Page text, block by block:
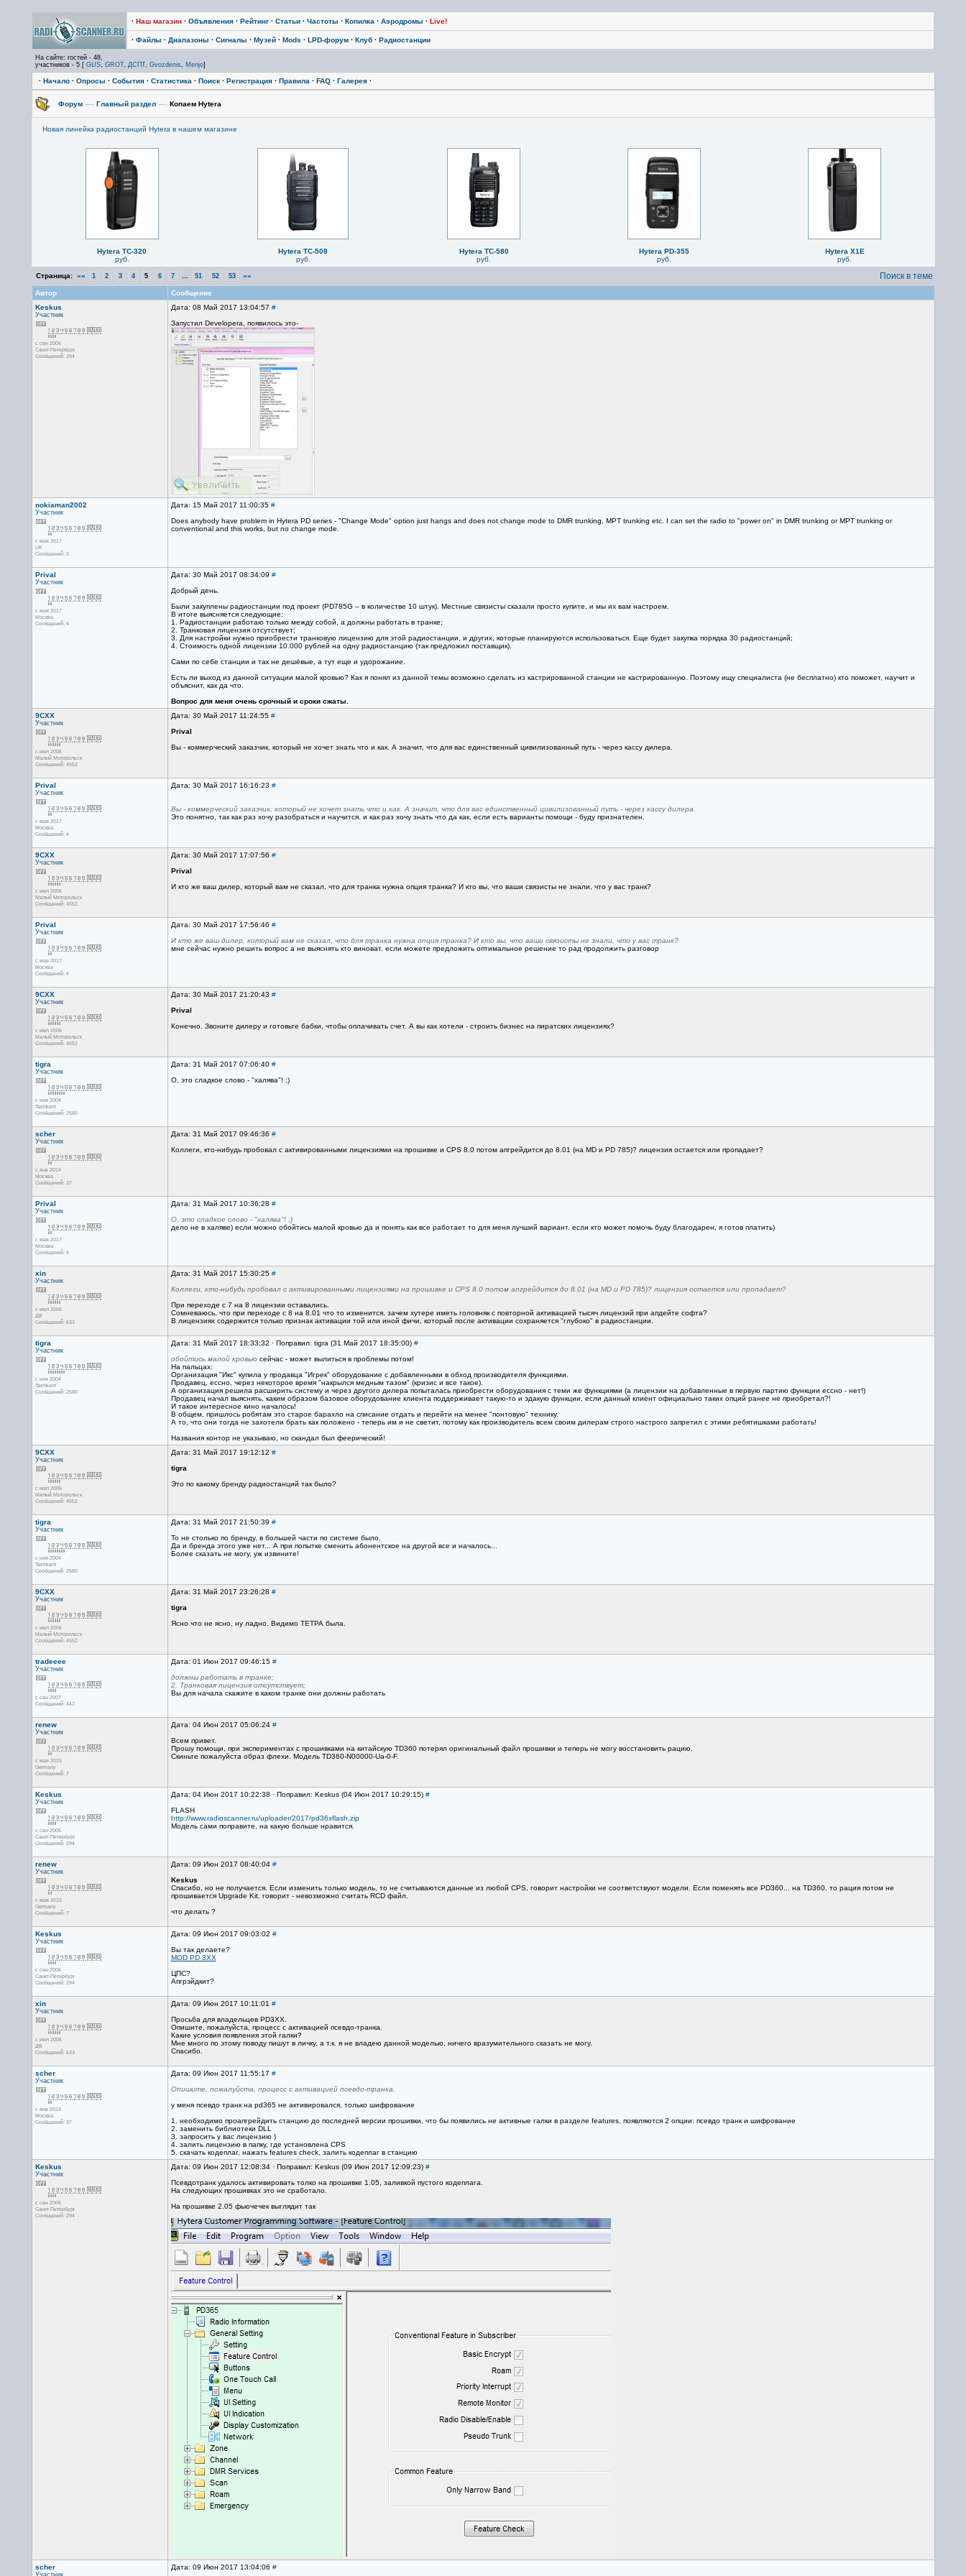
· Наш магазин· Объявления· Рейтинг· Статьи· Частоты · Копилка · Аэродромы · Live!
· Файлы · Диапазоны · Сигналы · Музей· Mods · LPD-форум· Клуб· Радиостанции
На сайте: гостей - 48,
участников - 5 [ GUS, GROT, ДСПТ, Gvozdenis, Menjo]
· Начало· Опросы · События· Статистика · Поиск· Регистрация· Правила · FAQ· Галерея·
Форум —› Главный раздел —›Копаем Hytera
Новая линейка радиостанций Hytera в нашем магазине
Hytera TC-320
руб.
Hytera TC-508
руб.
Hytera TC-580
руб.
Hytera PD-355
руб.
Hytera X1E
руб.
Страница: «« 1 2 3 4 5 6 7 51 52 53 »» Поиск в теме
Автор
Сообщение
Keskus
Участник
с сен 2006
Санкт-Петербург
Сообщений: 294
Дата: 08 Май 2017 13:04:57 #
Запустил Developerа, появилось это-
nokiaman2002
Участник
с мая 2017
UK
Сообщений: 3
Дата: 15 Май 2017 11:00:35 #
Does anybody have problem in Hytera PD series - "Change Mode" option just hangs and does not change mode to DMR trunking, MPT trunking etc. I can set the radio to "power on" in DMR trunking or MPT trunking or
conventional and this works, but no change mode.
Prival
Участник
с мая 2017
Москва
Сообщений: 4
Дата: 30 Май 2017 08:34:09 #
Добрый день.
Были закуплены радиостанции под проект (PD785G – в количестве 10 штук). Местные связисты сказали просто купите, и мы их вам настроем.
В итоге выясняется следующие:
1. Радиостанции работаю только между собой, а должны работать в транке;
2. Транковая лицензия отсутствует;
3. Для настройки нужно приобрести транковую лицензию для этой радиостанции, и других, которые планируются использоваться. Еще будет закупка порядка 30 радиостанций;
4. Стоимость одной лицензии 10.000 рублей на одну радиостанцию (так предложил поставщик).
Сами по себе станции и так не дешёвые, а тут еще и удорожание.
Есть ли выход из данной ситуации малой кровью? Как я понял из данной темы возможно сделать из кастрированной станции не кастрированную. Поэтому ищу специалиста (не бесплатно) кто поможет, научит и
объяснит, как да что.
Вопрос для меня очень срочный и сроки сжаты.
9CXX
Участник
с июл 2006
Малый Моторольск
Сообщений: 4552
Дата: 30 Май 2017 11:24:55 #
Prival
Вы - коммерческий заказчик, который не хочет знать что и как. А значит, что для вас единственный цивилизованный путь - через кассу дилера.
Prival
Участник
с мая 2017
Москва
Сообщений: 4
Дата: 30 Май 2017 16:16:23 #
Вы - коммерческий заказчик, который не хочет знать что и как. А значит, что для вас единственный цивилизованный путь - через кассу дилера.
Это понятно, так как раз хочу разобраться и научится. и как раз хочу знать что да как, если есть варианты помощи - буду признателен.
9CXX
Участник
с июл 2006
Малый Моторольск
Сообщений: 4552
Дата: 30 Май 2017 17:07:56 #
Prival
И кто же ваш дилер, который вам не сказал, что для транка нужна опция транка? И кто вы, что ваши связисты не знали, что у вас транк?
Prival
Участник
с мая 2017
Москва
Сообщений: 4
Дата: 30 Май 2017 17:56:46 #
И кто же ваш дилер, который вам не сказал, что для транка нужна опция транка? И кто вы, что ваши связисты не знали, что у вас транк?
мне сейчас нужно решить вопрос а не выяснять кто виноват. если можете предложить оптимальное решение то рад продолжить разговор
9CXX
Участник
с июл 2006
Малый Моторольск
Сообщений: 4552
Дата: 30 Май 2017 21:20:43 #
Prival
Конечно. Звоните дилеру и готовьте бабки, чтобы оплачивать счет. А вы как хотели - строить бизнес на пиратских лицензиях?
tigra
Участник
с ноя 2004
Tashkent
Сообщений: 2580
Дата: 31 Май 2017 07:06:40 #
О, это сладкое слово - "халява"! ;)
scher
Участник
с янв 2014
Москва
Сообщений: 37
Дата: 31 Май 2017 09:46:36 #
Коллеги, кто-нибудь пробовал с активированными лицензиями на прошивке и CPS 8.0 потом апгрейдится до 8.01 (на MD и PD 785)? лицензия остается или пропадает?
Prival
Участник
с мая 2017
Москва
Сообщений: 4
Дата: 31 Май 2017 10:36:28 #
О, это сладкое слово - "халява"! ;)
дело не в халяве) если можно обойтись малой кровью да и понять как все работает то для меня лучший вариант. если кто может помочь буду благодарен, я готов платить)
xin
Участник
с июл 2006
ДВ
Сообщений: 633
Дата: 31 Май 2017 15:30:25 #
Коллеги, кто-нибудь пробовал с активированными лицензиями на прошивке и CPS 8.0 потом апгрейдится до 8.01 (на MD и PD 785)? лицензия остается или пропадает?
При переходе с 7 на 8 лицензии оставались.
Сомневаюсь, что при переходе с 8 на 8.01 что то изменится, зачем хутере иметь головняк с повторной активацией тысяч лицензий при апдейте софта?
В лицензиях содержится только признак активации той или иной фичи, который после активации сохраняется "глубоко" в радиостанции.
tigra
Участник
с ноя 2004
Tashkent
Сообщений: 2580
Дата: 31 Май 2017 18:33:32 · Поправил: tigra (31 Май 2017 18:35:00) #
обойтись малой кровью сейчас - может вылиться в проблемы потом!
На пальцах:
Организация "Икс" купила у продавца "Игрек" оборудование с добавленными в обход производителя функциями.
Продавец, ессно, через некоторое время "накрылся медным тазом" (кризис и все такое).
А организация решила расширить систему и через другого дилера попыталась приобрести оборудования с теми же функциями (а лицензии на добавленные в первую партию функции ессно - нет!)
Продавец начал выяснять, каким образом базовое оборудование клиента поддерживает такую-то и эдакую функции, если данный клиент официально таких опций ранее не приобретал?!
И такое интересное кино началось!
В общем, пришлось робятам это старое барахло на списание отдать и перейти на менее "понтовую" технику.
А то, что они тогда не захотели брать как положено - теперь им и не светит, потому как производитель всем своим дилерам строго настрого запретил с этими ребятишками работать!
Названия контор не указываю, но скандал был феерический!
9CXX
Участник
с июл 2006
Малый Моторольск
Сообщений: 4552
Дата: 31 Май 2017 19:12:12 #
tigra
Это по какому бренду радиостанций так было?
tigra
Участник
с ноя 2004
Tashkent
Сообщений: 2580
Дата: 31 Май 2017 21:50:39 #
То не столько по бренду, в большей части по системе было.
Да и бренда этого уже нет... А при попытке сменить абонентское на другой все и началось...
Более сказать не могу, уж извините!
9CXX
Участник
с июл 2006
Малый Моторольск
Сообщений: 4552
Дата: 31 Май 2017 23:26:28 #
tigra
Ясно что не ясно, ну ладно. Видимо ТЕТРА была.
tradeeee
Участник
с сен 2007
Сообщений: 442
Дата: 01 Июн 2017 09:46:15 #
должны работать в транке;
2. Транковая лицензия отсутствует;
Вы для начала скажите в каком транке они должны работать
renew
Участник
с мая 2015
Germany
Сообщений: 7
Дата: 04 Июн 2017 05:06:24 #
Всем привет.
Прошу помощи, при экспериментах с прошивками на китайскую TD360 потерял оригинальный файл прошивки и теперь не могу восстановить рацию.
Скиньте пожалуйста образ флехи. Модель TD360-N00000-Ua-0-F.
Keskus
Участник
с сен 2006
Санкт-Петербург
Сообщений: 294
Дата: 04 Июн 2017 10:22:38 · Поправил: Keskus (04 Июн 2017 10:29:15) #
FLASH
http://www.radioscanner.ru/uploader/2017/pd36xflash.zip
Модель сами поправите, на какую больше нравится.
renew
Участник
с мая 2015
Germany
Сообщений: 7
Дата: 09 Июн 2017 08:40:04 #
Keskus
Спасибо, но не получается. Если изменить только модель, то не считываются данные из любой CPS, говорит настройки не соответствуют модели. Если поменять все PD360... на TD360, то рация потом не
прошивается Upgrade Kit. говорит - невозможно считать RCD файл.
что делать ?
Keskus
Участник
с сен 2006
Санкт-Петербург
Сообщений: 294
Дата: 09 Июн 2017 09:03:02 #
Вы так делаете?
MOD PD 3XX
ЦПС?
Апгрэйдкит?
xin
Участник
с июл 2006
ДВ
Сообщений: 633
Дата: 09 Июн 2017 10:11:01 #
Просьба для владельцев PD3XX.
Опишите, пожалуйста, процесс с активацией псевдо-транка.
Какие условия появления этой галки?
Мне много по этому поводу пишут в личку, а т.к. я не владею данной моделью, ничего вразумительного сказать не могу.
Спасибо.
scher
Участник
с янв 2014
Москва
Сообщений: 37
Дата: 09 Июн 2017 11:55:17 #
Опишите, пожалуйста, процесс с активацией псевдо-транка.
у меня псевдо транк на pd365 не активировался, только шифрование
1. необходимо проапгрейдить станцию до последней версии прошивки, что бы появились не активные галки в разделе features, появляются 2 опции: псевдо транк и шифрование
2. заменить библиотеки DLL
3. запросить у вас лицензию )
4. залить лицензию в папку, где установлена CPS
5. скачать кодеплаг, нажать features check, залить кодеплаг в станцию
Keskus
Участник
с сен 2006
Санкт-Петербург
Сообщений: 294
Дата: 09 Июн 2017 12:08:34 · Поправил: Keskus (09 Июн 2017 12:09:23) #
Псевдотранк удалось активировать толко на прошивке 1.05, заливкой пустого кодеплага.
На следующих прошивках это не сработало.
На прошивке 2.05 фьючечек выглядит так
scher
Участник
Дата: 09 Июн 2017 13:04:06 #